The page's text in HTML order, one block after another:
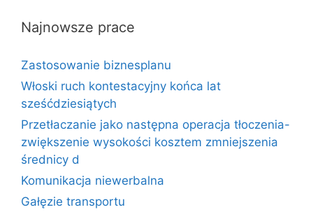
Najnowsze prace
Zastosowanie biznesplanu
Włoski ruch kontestacyjny końca lat
sześćdziesiątych
Przetłaczanie jako następna operacja tłoczenia-
zwiększenie wysokości kosztem zmniejszenia
średnicy d
Komunikacja niewerbalna
Gałęzie transportu